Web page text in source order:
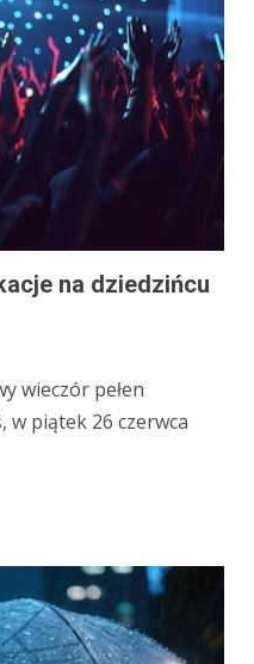
na dziedzińcu
wieczór pełen
w piątek 26 czerwca